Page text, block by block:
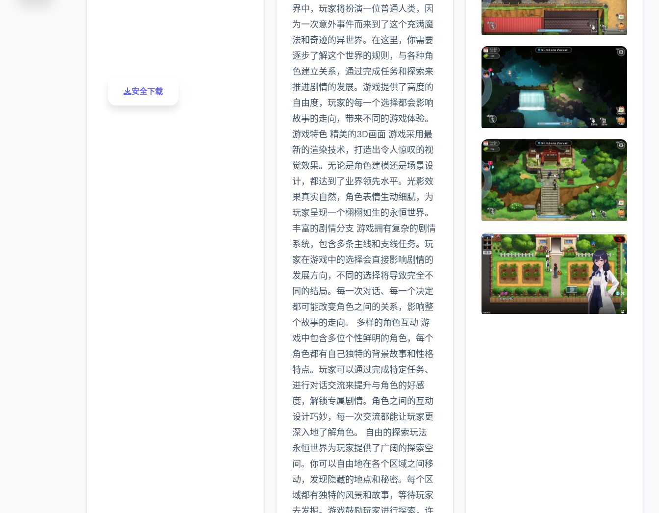
安全下载
界中，玩家将扮演一位普通人类，因
为一次意外事件而来到了这个充满魔
法和奇迹的异世界。在这里，你需要
逐步了解这个世界的规则，与各种角
色建立关系，通过完成任务和探索来
推进剧情的发展。游戏提供了高度的
自由度，玩家的每一个选择都会影响
故事的走向，带来不同的游戏体验。
游戏特色 精美的3D画面 游戏采用最
新的渲染技术，打造出令人惊叹的视
觉效果。无论是角色建模还是场景设
计，都达到了业界领先水平。光影效
果真实自然，角色表情生动细腻，为
玩家呈现一个栩栩如生的永恒世界。
丰富的剧情分支 游戏拥有复杂的剧情
系统，包含多条主线和支线任务。玩
家在游戏中的选择会直接影响剧情的
发展方向，不同的选择将导致完全不
同的结局。每一次对话、每一个决定
都可能改变角色之间的关系，影响整
个故事的走向。 多样的角色互动 游
戏中包含多位个性鲜明的角色，每个
角色都有自己独特的背景故事和性格
特点。玩家可以通过完成特定任务、
进行对话交流来提升与角色的好感
度，解锁专属剧情。角色之间的互动
设计巧妙，每一次交流都能让玩家更
深入地了解角色。 自由的探索玩法
永恒世界为玩家提供了广阔的探索空
间。你可以自由地在各个区域之间移
动，发现隐藏的地点和秘密。每个区
域都有独特的风景和故事，等待玩家
去发掘。游戏鼓励玩家进行探索，许